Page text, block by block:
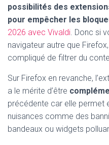
possibilités des
pour empêcher les
2026 avec Vivaldi. Donc si
navigateur autre que
compliqué de filtrer du
Sur Firefox en revanche,
a le mérite d’être
précédente car elle permet
nuisances comme des
bandeaux ou widgets